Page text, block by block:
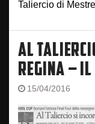
Taliercio di
AL
REGINA –
15/04/2016